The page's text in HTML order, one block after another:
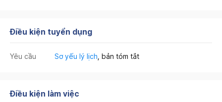
Điều kiện tuyển dụng
Yêu cầu Sơ yếu lý lịch , bản tóm tắt
Điều kiện làm việc